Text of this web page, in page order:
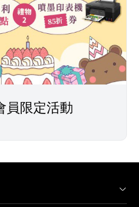
員限定活動